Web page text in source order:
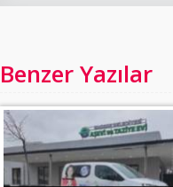
Benzer Yazılar